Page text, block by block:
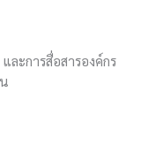
ะการสื่อสารองค์กร